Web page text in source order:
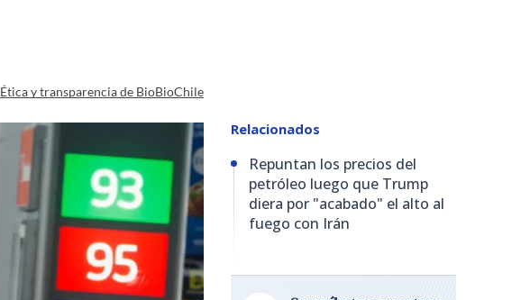
Ética y transparencia de BioBioChile
Relacionados
Repuntan los precios del
petróleo luego que Trump
diera por "acabado" el alto al
fuego con Irán